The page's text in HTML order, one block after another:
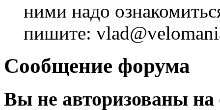
ними надо
пишите:
Сообщение форума
Вы не авторизованы на